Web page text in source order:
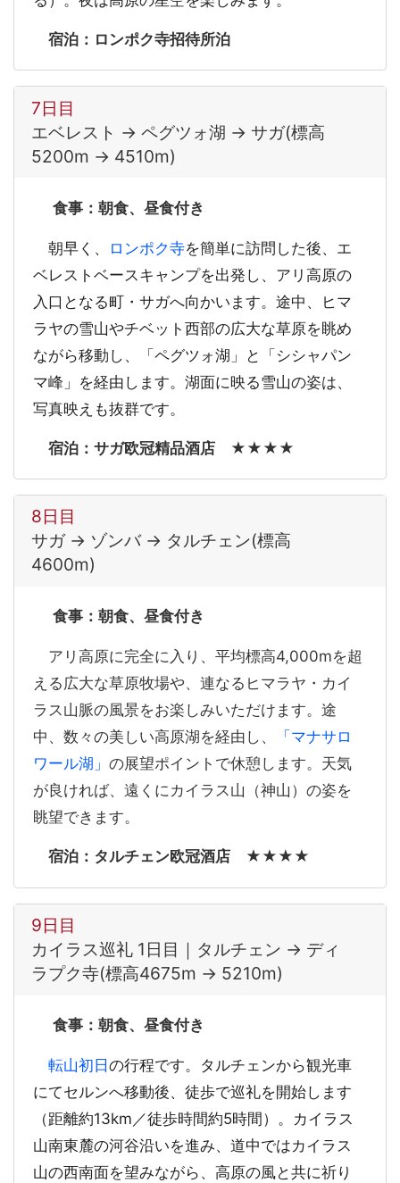
宿泊：ロンポク寺招待所泊
7日目
エベレスト → ペグツォ湖 → サガ(標高
5200m → 4510m)
食事：朝食、昼食付き
朝早く、 ロンポク寺を簡単に訪問した後、エ
ベレストベースキャンプを出発し、アリ高原の
入口となる町・サガへ向かいます。途中、ヒマ
ラヤの雪山やチベット西部の広大な草原を眺め
ながら移動し、「ペグツォ湖」と「シシャパン
マ峰」を経由します。湖面に映る雪山の姿は、
写真映えも抜群です。
宿泊：サガ欧冠精品酒店 ★★★★
8日目
サガ → ゾンバ → タルチェン(標高
4600m)
食事：朝食、昼食付き
アリ高原に完全に入り、平均標高4,000mを超
える広大な草原牧場や、連なるヒマラヤ・カイ
ラス山脈の風景をお楽しみいただけます。途
中、数々の美しい高原湖を経由し、
「マナサロ
ワール湖」の展望ポイントで休憩します。天気
が良ければ、遠くにカイラス山（神山）の姿を
眺望できます。
宿泊：タルチェン欧冠酒店 ★★★★
9日目
カイラス巡礼 1日目｜タルチェン → ディ
ラプク寺(標高4675m → 5210m)
食事：朝食、昼食付き
転山初日の行程です。タルチェンから観光車
にてセルンへ移動後、徒歩で巡礼を開始します
（距離約13km／徒歩時間約5時間）。カイラス
山南東麓の河谷沿いを進み、道中ではカイラス
山の西南面を望みながら、高原の風と共に祈り